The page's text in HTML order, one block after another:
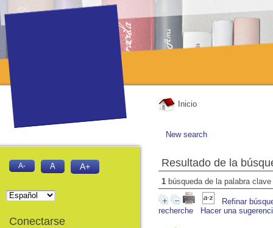
Inicio
New search
Resultado de la
1 búsqueda de la palabra clave
Refinar
recherche
Hacer una
A- A A+
Conectarse